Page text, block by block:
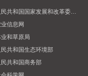
中华人民共和国国家发展和改革委员会
信息网
业和草原局
共和国生态环境部
共和国商务部